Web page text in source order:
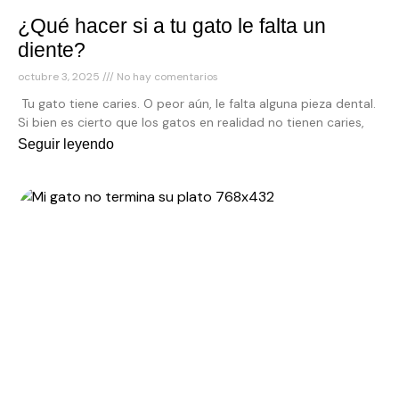
¿Qué hacer si a tu gato le falta un
diente?
octubre 3, 2025 No hay comentarios
Tu gato tiene caries. O peor aún, le falta alguna pieza dental.
Si bien es cierto que los gatos en realidad no tienen caries,
Seguir leyendo